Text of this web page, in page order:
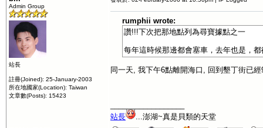
Admin Group
站長
註冊(Joined): 25-January-2003
所在地國家(Location): Taiwan
文章數(Posts): 15423
rumphii wrote:
讚!!!下次把那地點列為尋寶據點之一
每年這時候那邊都會塞車，去年也是，
同一天, 我下午6點離開海口, 回到墾丁街已
站長
...澎湖~真是貝類的天堂